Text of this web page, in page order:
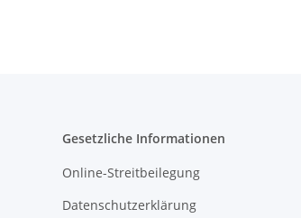
Gesetzliche Informationen
Online-Streitbeilegung
Datenschutzerklärung